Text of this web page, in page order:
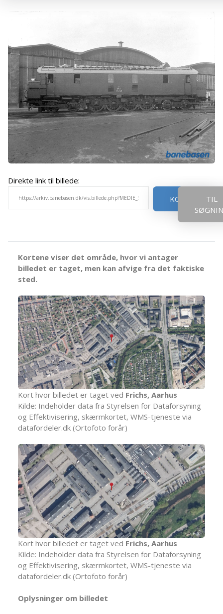
Direkte link til billede:
KOPIER
TIL
Kortene viser det område, hvor vi antager
billedet er taget, men kan afvige fra det faktiske
sted.
Kort hvor billedet er taget ved Frichs, Aarhus
Kilde: Indeholder data fra Styrelsen for Dataforsyning
og Effektivisering, skærmkortet, WMS-tjeneste via
datafordeler.dk (Ortofoto forår)
Kort hvor billedet er taget ved Frichs, Aarhus
Kilde: Indeholder data fra Styrelsen for Dataforsyning
og Effektivisering, skærmkortet, WMS-tjeneste via
datafordeler.dk (Ortofoto forår)
Oplysninger om billedet